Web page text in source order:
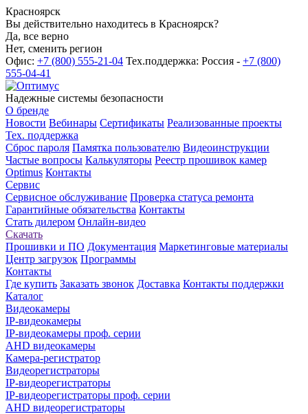
Красноярск
Вы действительно находитесь в Красноярск?
Да, все верно
Нет, сменить регион
Офис: +7 (800) 555-21-04 Тех.поддержка: Россия - +7 (800)
555-04-41
Надежные системы безопасности
О бренде
Новости Вебинары Сертификаты Реализованные проекты
Тех. поддержка
Сброс пароля Памятка пользователю Видеоинструкции
Частые вопросы Калькуляторы Реестр прошивок камер
Optimus Контакты
Сервис
Сервисное обслуживание Проверка статуса ремонта
Гарантийные обязательства Контакты
Стать дилером Онлайн-видео
Скачать
Прошивки и ПО Документация Маркетинговые материалы
Центр загрузок Программы
Контакты
Где купить Заказать звонок Доставка Контакты поддержки
Каталог
Видеокамеры
IP-видеокамеры
IP-видеокамеры проф. серии
AHD видеокамеры
Камера-регистратор
Видеорегистраторы
IP-видеорегистраторы
IP-видеорегистраторы проф. серии
AHD видеорегистраторы